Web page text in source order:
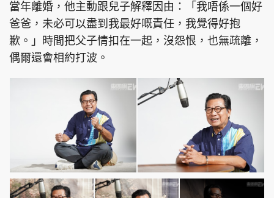
當年離婚，他主動跟兒子解釋因由：「我唔係一個好
爸爸，未必可以盡到我最好嘅責任，我覺得好抱
歉。」時間把父子情扣在一起，沒怨恨，也無疏離，
偶爾還會相約打波。